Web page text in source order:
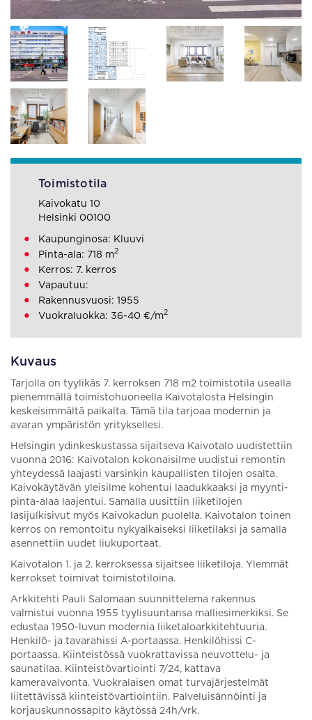
Kuvaus
Tarjolla on tyylikäs 7. kerroksen 718 m2 toimistotila usealla
pienemmällä toimistohuoneella Kaivotalosta Helsingin
keskeisimmältä paikalta. Tämä tila tarjoaa modernin ja
avaran ympäristön yrityksellesi.
Helsingin ydinkeskustassa sijaitseva Kaivotalo uudistettiin
vuonna 2016: Kaivotalon kokonaisilme uudistui remontin
yhteydessä laajasti varsinkin kaupallisten tilojen osalta.
Kaivokäytävän yleisilme kohentui laadukkaaksi ja myynti-
pinta-alaa laajentui. Samalla uusittiin liiketilojen
lasijulkisivut myös Kaivokadun puolella. Kaivotalon toinen
kerros on remontoitu nykyaikaiseksi liiketilaksi ja samalla
asennettiin uudet liukuportaat.
Kaivotalon 1. ja 2. kerroksessa sijaitsee liiketiloja. Ylemmät
kerrokset toimivat toimistotiloina.
Arkkitehti Pauli Salomaan suunnittelema rakennus
valmistui vuonna 1955 tyylisuuntansa malliesimerkiksi. Se
edustaa 1950-luvun modernia liiketaloarkkitehtuuria.
Henkilö- ja tavarahissi A-portaassa. Henkilöhissi C-
portaassa. Kiinteistössä vuokrattavissa neuvottelu- ja
saunatilaa. Kiinteistövartiointi 7/24, kattava
kameravalvonta. Vuokralaisen omat turvajärjestelmät
liitettävissä kiinteistövartiointiin. Palveluisännöinti ja
korjauskunnossapito käytössä 24h/vrk.
Toimistotila
Kaivokatu 10
Helsinki 00100
Kaupunginosa: Kluuvi
Pinta-ala: 718 m2
Kerros: 7. kerros
Vapautuu:
Rakennusvuosi: 1955
Vuokraluokka: 36-40 €/m2